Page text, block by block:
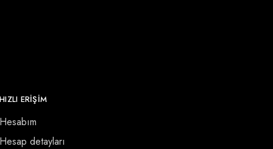
HIZLI ERİŞİM
Hesabım
Hesap detayları